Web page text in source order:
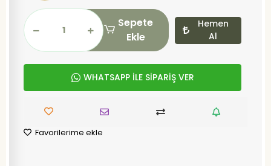
Sepete
Ekle
Hemen
Al
WHATSAPP İLE SİPARİŞ VER
Favorilerime ekle